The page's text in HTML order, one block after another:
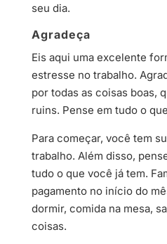
seu dia.
Agradeça
Eis aqui uma excelente
estresse no trabalho.
por todas as coisas boas,
ruins. Pense em tudo o
Para começar, você tem
trabalho. Além disso,
tudo o que você já tem.
pagamento no início do
dormir, comida na mesa,
coisas.